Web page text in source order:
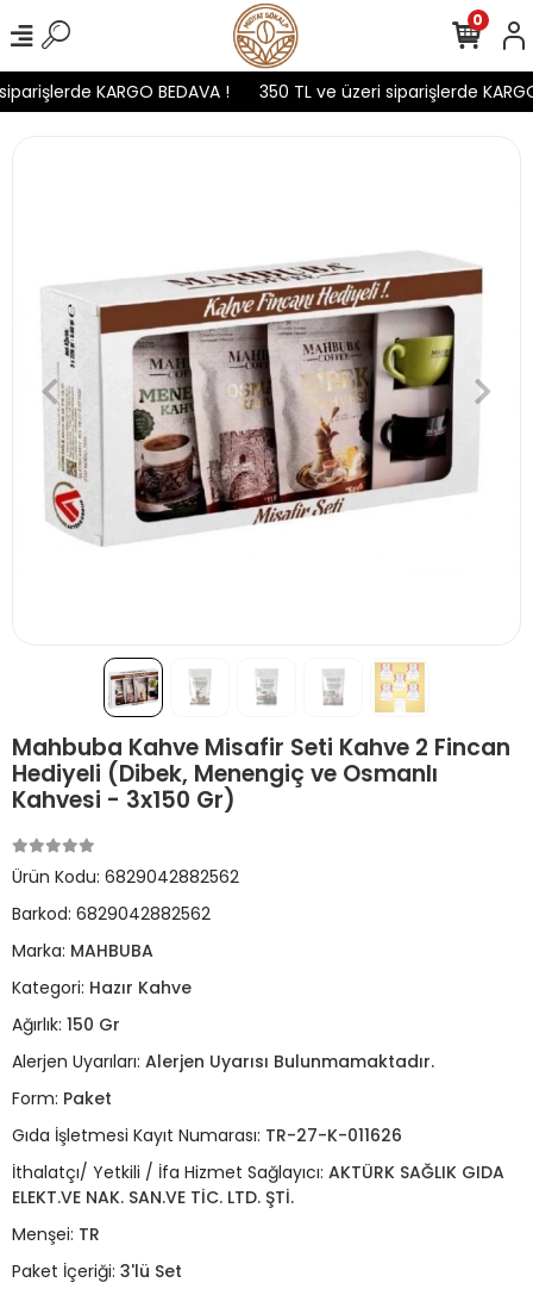
KARGO BEDAVA ! 350 TL ve üzeri siparişlerde KARGO
0
Mahbuba Kahve Misafir Seti Kahve 2 Fincan
Hediyeli (Dibek, Menengiç ve Osmanlı
Kahvesi - 3x150 Gr)
Ürün Kodu: 6829042882562
Barkod: 6829042882562
Marka: MAHBUBA
Kategori: Hazır Kahve
Ağırlık: 150 Gr
Alerjen Uyarıları: Alerjen Uyarısı Bulunmamaktadır.
Form: Paket
Gıda İşletmesi Kayıt Numarası: TR-27-K-011626
İthalatçı/ Yetkili / İfa Hizmet Sağlayıcı: AKTÜRK SAĞLIK GIDA
ELEKT.VE NAK. SAN.VE TİC. LTD. ŞTİ.
Menşei: TR
Paket İçeriği: 3'lü Set